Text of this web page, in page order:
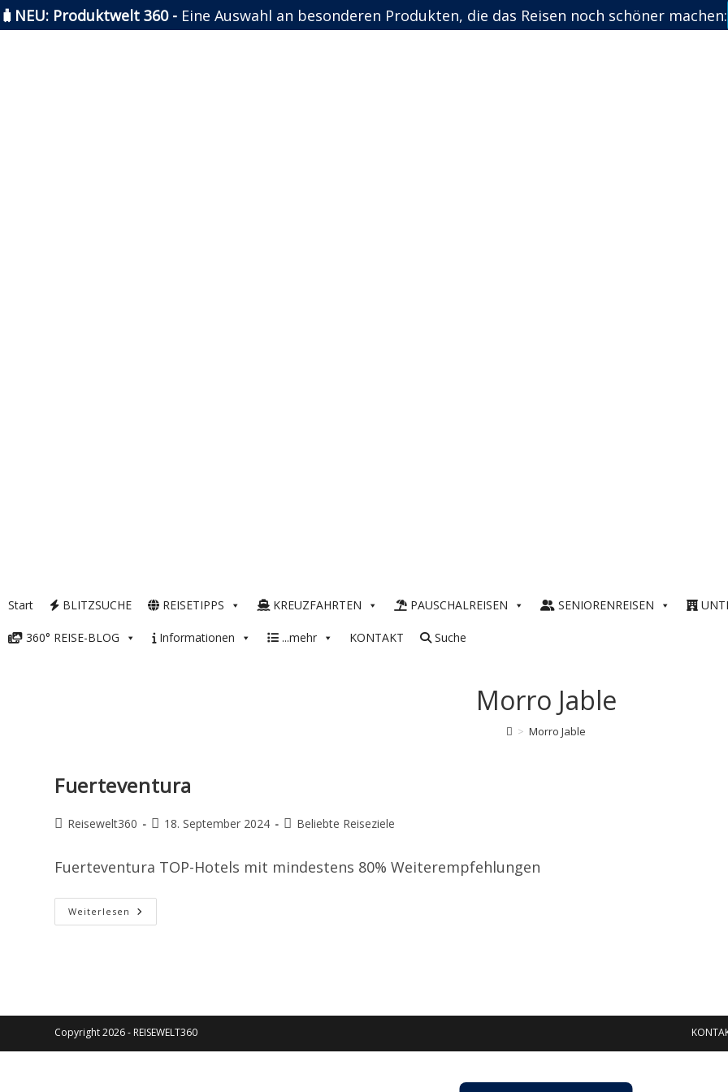
🧳NEU: Produktwelt 360 - Eine Auswahl an besonderen Produkten, die das Reisen noch schöner machen:
Start BLITZSUCHE REISETIPPS KREUZFAHRTEN PAUSCHALREISEN SENIORENREISEN
360° REISE-BLOG Informationen ...mehr KONTAKT Suche
Morro Jable
> Morro Jable
Fuerteventura
Beitrags-
Reisewelt360
Beitrag
18. September 2024
Beitrags-
Beliebte Reiseziele
Fuerteventura TOP-Hotels mit mindestens 80% Weiterempfehlungen
Weiterlesen Fuerteventura
Copyright 2026 - REISEWELT360